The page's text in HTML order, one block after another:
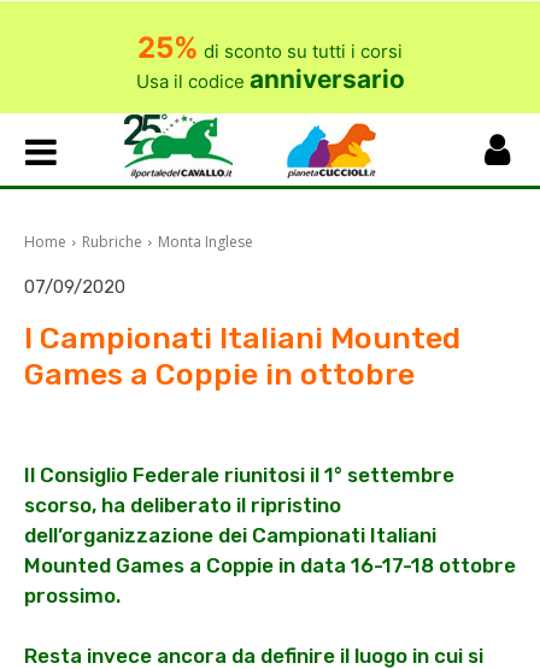
25% di sconto su tutti i corsi
Usa il codice anniversario
Home Rubriche Monta Inglese
07/09/2020
I Campionati Italiani Mounted
Games a Coppie in ottobre
Il Consiglio Federale riunitosi il 1° settembre
scorso, ha deliberato il ripristino
dell’organizzazione dei Campionati Italiani
Mounted Games a Coppie in data 16-17-18 ottobre
prossimo.
Resta invece ancora da definire il luogo in cui si